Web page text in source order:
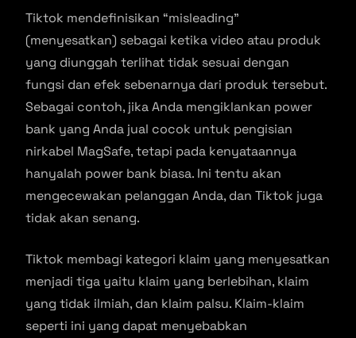
Tiktok mendefinisikan “misleading”
(menyesatkan) sebagai ketika video atau produk
yang diunggah terlihat tidak sesuai dengan
fungsi dan efek sebenarnya dari produk tersebut.
Sebagai contoh, jika Anda mengiklankan power
bank yang Anda jual cocok untuk pengisian
nirkabel MagSafe, tetapi pada kenyataannya
hanyalah power bank biasa. Ini tentu akan
mengecewakan pelanggan Anda, dan Tiktok juga
tidak akan senang.
Tiktok membagi kategori klaim yang menyesatkan
menjadi tiga yaitu klaim yang berlebihan, klaim
yang tidak ilmiah, dan klaim palsu. Klaim-klaim
seperti ini yang dapat menyebabkan